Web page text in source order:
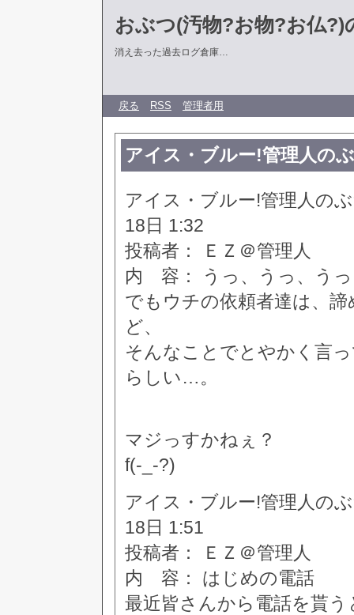
おぶつ(汚物?お物?お仏?)
消え去った過去ログ倉庫…
戻る RSS 管理者用
アイス・ブルー!管理人の
アイス・ブルー!管理人の
18日 1:32
投稿者： ＥＺ＠管理人
内 容： うっ、うっ、うっ
でもウチの依頼者達は、
ど、
そんなことでとやかく言
らしい…。
マジっすかねぇ？
f(-_-?)
アイス・ブルー!管理人の
18日 1:51
投稿者： ＥＺ＠管理人
内 容： はじめの電話
最近皆さんから電話を貰